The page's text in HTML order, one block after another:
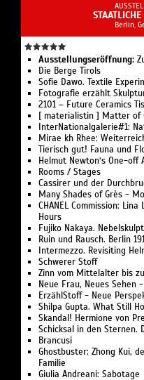
Berlin,
Ausstellungseröffnung:
Die Berge Tirols
Sofie Dawo. Textile
Fotografie erzählt
2101 – Future Ceramics
[ materialistin ] Matter of
InterNationalgalerie#1:
Mirae kh Rhee:
Tierisch gut! Fauna und
Helmut Newton‘s One-off
Rooms / Stages
Cassirer und der
Many Shades of Grès -
CHANEL Commission:
Hours
Fujiko Nakaya.
Ruin und Rausch. Berlin
Intermezzo. Revisiting
Schwerer Stoff
Zinn vom Mittelalter bis
Neue Frau, Neues Sehen
ErzählStoff - Neue
Shilpa Gupta. What Still
Skandal! Hermione von
Schicksal in den Sternen.
Brancusi
Ghostbuster: Zhong Kui,
Familie